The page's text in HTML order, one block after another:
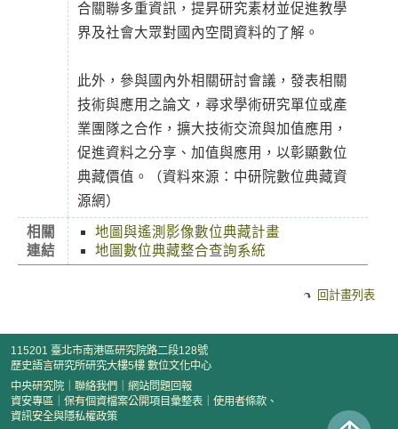
合關聯多重資訊，提昇研究素材並促進教學
界及社會大眾對國內空間資料的了解。
此外，參與國內外相關研討會議，發表相關
技術與應用之論文，尋求學術研究單位或產
業團隊之合作，擴大技術交流與加值應用，
促進資料之分享、加值與應用，以彰顯數位
典藏價值。（資料來源：中研院數位典藏資
源網）
相關
連結
地圖與遙測影像數位典藏計畫
地圖數位典藏整合查詢系統
回計畫列表
115201 臺北市南港區研究院路二段128號
歷史語言研究所研究大樓5樓 數位文化中心
中央研究院
聯絡我們
網站問題回報
資安專區
保有個資檔案公開項目彙整表
使用者條款、
資訊安全與隱私權政策